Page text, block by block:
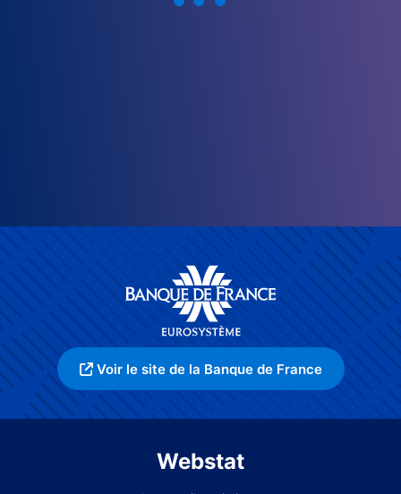
Voir le site de la Banque de France
Webstat